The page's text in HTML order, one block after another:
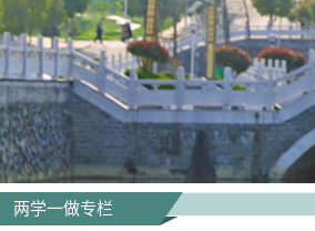
两学一做专栏